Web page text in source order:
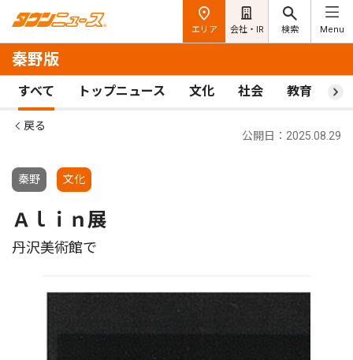
エリア 会社・IR 検索 Menu
秦野版
すべて トップニュース 文化 社会 教育 ス
戻る
秦野 文化
公開日：2025.08.29
Ａｌｉｎ展
丹沢美術館で